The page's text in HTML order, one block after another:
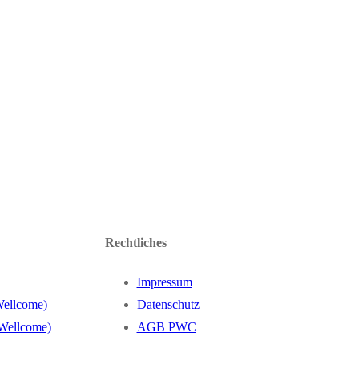
Rechtliches
Impressum
Datenschutz
AGB PWC